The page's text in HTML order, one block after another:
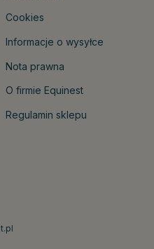
Cookies
Informacje o wysyłce
Nota prawna
O firmie Equinest
Regulamin sklepu